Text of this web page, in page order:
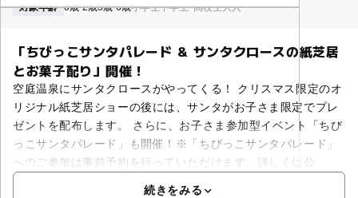
対象年齢 0歳-2歳3歳-6歳小学生中学生･高校生大人
「ちびっこサンタパレード ＆ サンタクロースの紙芝居
とお菓子配り」開催！
空庭温泉にサンタクロースがやってくる！ クリスマス限定のオ
リジナル紙芝居ショーの後には、サンタがお子さま限定でプレ
ゼントを配布します。 さらに、お子さま参加型イベント「ちび
っこサンタパレード」も開催！※「ちびっこサンタパレード」
へのご参加は事前予約を行っていただけます。詳しくは公
続きをみる